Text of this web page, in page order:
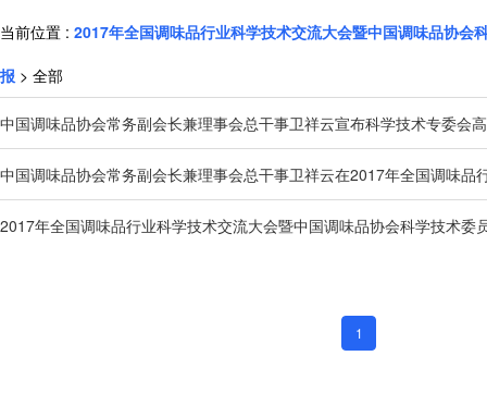
当前位置 : 2017年全国调味品行业科学技术交流大会暨中国调味品协会
报 > 全部
中国调味品协会常务副会长兼理事会总干事卫祥云宣布科学技术专委会
中国调味品协会常务副会长兼理事会总干事卫祥云在2017年全国调味品
2017年全国调味品行业科学技术交流大会暨中国调味品协会科学技术委
1